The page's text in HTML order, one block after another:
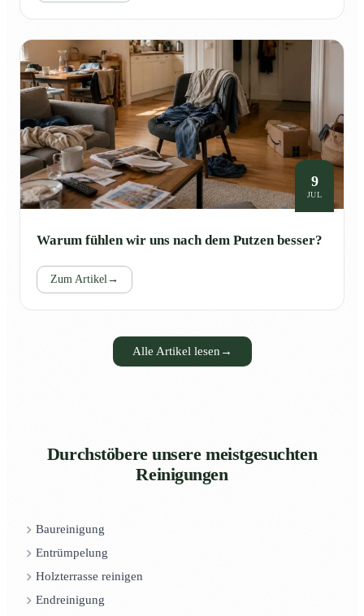
9
JUL
Warum fühlen wir uns nach dem Putzen besser?
Zum Artikel→
Alle Artikel lesen →
Durchstöbere unsere meistgesuchten
Reinigungen
Baureinigung
Entrümpelung
Holzterrasse reinigen
Endreinigung